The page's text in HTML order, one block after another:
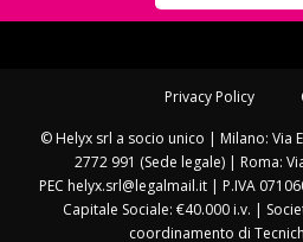
Privacy Policy
© Helyx srl a socio unico | Milano: Via
2772 991 (Sede legale) | Roma:
PEC helyx.srl@legalmail.it | P.IVA
Capitale Sociale: €40.000 i.v. |
coordinamento di